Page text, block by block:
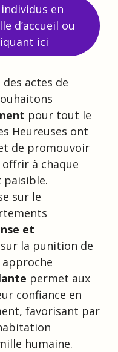
en
d’accueil ou
ici
actes de
pour tout le
Heureuses ont
de promouvoir
à chaque
paisible.
sur le
et
la punition de
permet aux
confiance en
favorisant par
humaine.